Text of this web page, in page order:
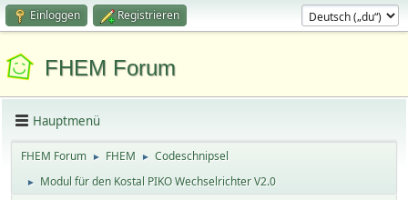
Einloggen Registrieren
FHEM Forum
Hauptmenü
FHEM Forum ► FHEM ► Codeschnipsel
► Modul für den Kostal PIKO Wechselrichter V2.0